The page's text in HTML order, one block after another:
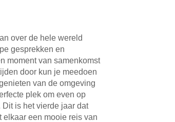
over de hele wereld
gesprekken en
moment van samenkomst
door kun je meedoen
van de omgeving
plek om even op
is het vierde jaar dat
elkaar een mooie reis van